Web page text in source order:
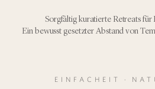
Sorgfältig kuratierte Retreats für
Ein bewusst gesetzter Abstand von
EINFACHEIT ·